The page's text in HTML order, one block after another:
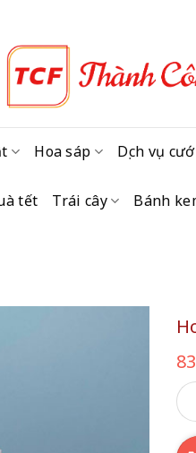
Hoa sáp Dịch vụ
tết Trái cây Bánh